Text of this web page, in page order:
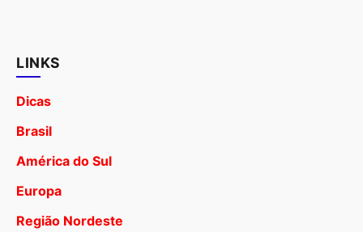
LINKS
Dicas
Brasil
América do Sul
Europa
Região Nordeste